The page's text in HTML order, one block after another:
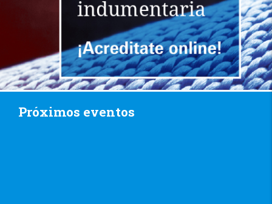
Próximos eventos